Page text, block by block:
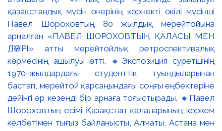
қазақстандық мүсін өнерінің көрнекті өкілі мүсінші
Павел Шороховтың 80 жылдық мерейтойына
арналған «ПАВЕЛ ШОРОХОВТЫҢ ҚАЛАСЫ МЕН
ДӘУІРІ» атты мерейтойлық ретроспективалық
көрмесінің ашылуы өтті. 🔹Экспозиция суретшінің
1970-жылдардағы студенттік туындыларынан
бастап, мерейтой қарсаңындағы соңғы еңбектеріне
дейінгі әр кезеңді бір арнаға тоғыстырады. 🔸Павел
Шороховтың есімі Қазақстан қалаларының көркем
келбетімен тығыз байланысты, Алматы, Астана мен